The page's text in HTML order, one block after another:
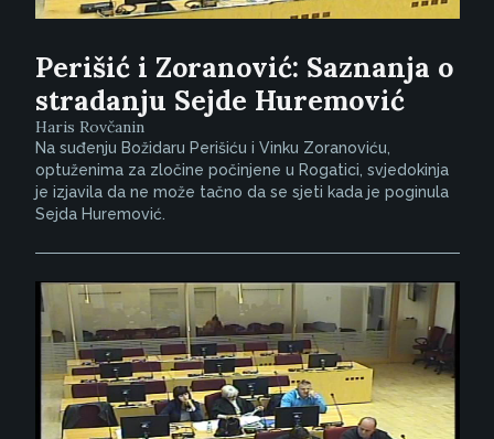
Perišić i Zoranović: Saznanja o
stradanju Sejde Huremović
Haris Rovčanin
Na suđenju Božidaru Perišiću i Vinku Zoranoviću,
optuženima za zločine počinjene u Rogatici, svjedokinja
je izjavila da ne može tačno da se sjeti kada je poginula
Sejda Huremović.